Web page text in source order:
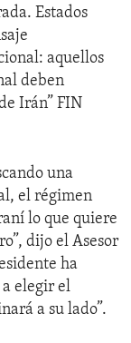
Estados
aquellos
deben
Irán” FIN
una
el régimen
lo que quiere
dijo el Asesor
ha
elegir el
a su lado”.